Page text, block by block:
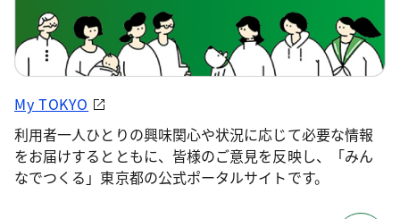
My TOKYO
利用者一人ひとりの興味関心や状況に応じて必要な情報
をお届けするとともに、皆様のご意見を反映し、「みん
なでつくる」東京都の公式ポータルサイトです。